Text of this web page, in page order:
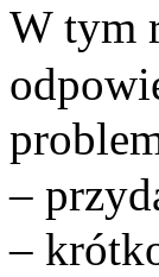
W tym
–
–